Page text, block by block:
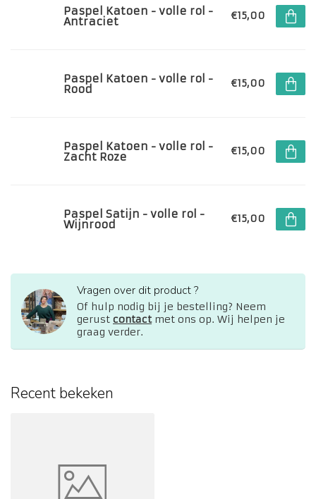
Paspel Katoen - volle rol -
Antraciet €15,00
Paspel Katoen - volle rol -
Rood €15,00
Paspel Katoen - volle rol -
Zacht Roze €15,00
Paspel Satijn - volle rol -
Wijnrood €15,00
Vragen over dit product ?
Of hulp nodig bij je bestelling? Neem
gerust contactmet ons op. Wij helpen je
graag verder.
Recent bekeken